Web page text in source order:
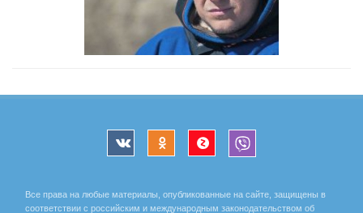
Все права на любые материалы, опубликованные на сайте, защищены в
соответствии с российским и международным законодательством об